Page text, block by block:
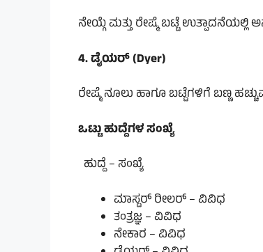
ನೇಯ್ಗೆ ಮತ್ತು ರೇಷ್ಮೆ ಬಟ್ಟೆ
4. ಡೈಯರ್ (Dyer)
ರೇಷ್ಮೆ ನೂಲು ಹಾಗೂ ಬಟ್ಟೆಗಳಿಗೆ ಬಣ್ಣ
ಒಟ್ಟು ಹುದ್ದೆಗಳ ಸಂಖ್ಯೆ
ಹುದ್ದೆ – ಸಂಖ್ಯೆ
ಮಾಸ್ಟರ್ ರೀಲರ್ – ವಿವಿಧ
ತಂತ್ರಜ್ಞ – ವಿವಿಧ
ನೇಕಾರ – ವಿವಿಧ